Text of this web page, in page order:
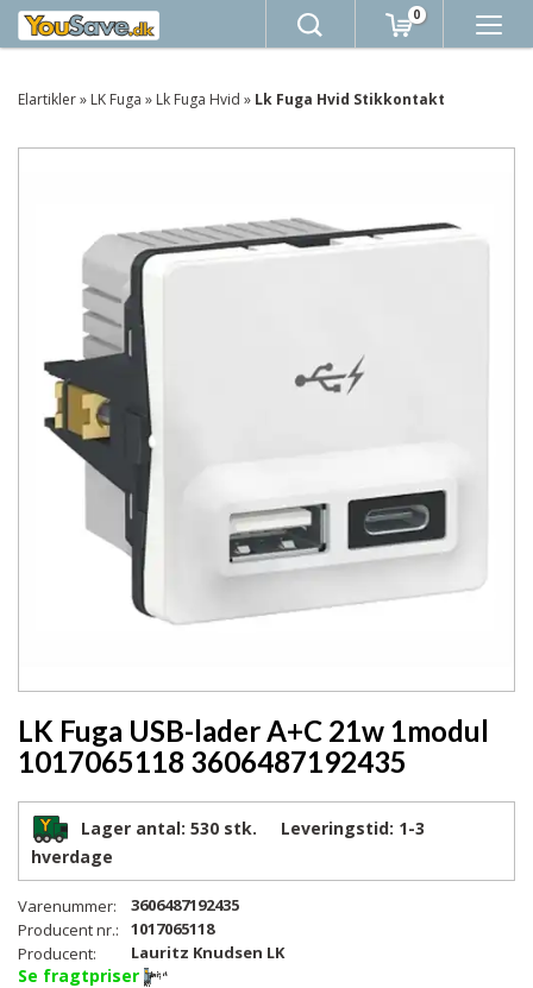
0
Elartikler» LK Fuga » Lk Fuga Hvid » Lk Fuga Hvid Stikkontakt
LK Fuga USB-lader A+C 21w 1modul
1017065118 3606487192435
Lager antal: 530 stk. Leveringstid: 1-3
hverdage
Varenummer:
3606487192435
Producent nr.:
1017065118
Producent:
Lauritz Knudsen LK
Se fragtpriser